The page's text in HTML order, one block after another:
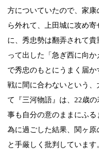
方についていたので、家
ら外れて、上田城に攻め
に、秀忠勢は翻弄されて
って出した「急ぎ西に向
で秀忠のもとにうまく届
戦に間に合わないという
て『三河物語』は、22歳
事も自分の意のままにふ
為に過ごした結果、関ヶ原
と手厳しく批判しています